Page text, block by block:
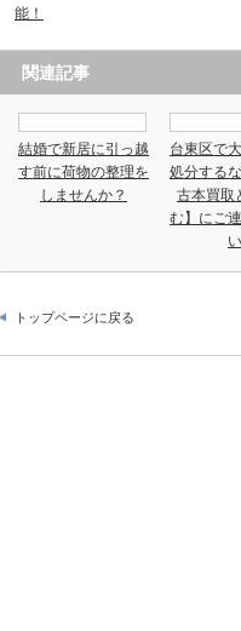
能！
関連記事
結婚で新居に引っ越
す前に荷物の整理を
しませんか？
台東区で
処分する
古本買取
む】にご
い
トップページに戻る